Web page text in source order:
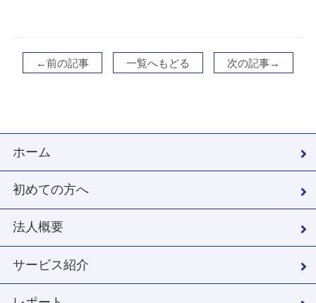
←前の記事 一覧へもどる 次の記事→
ホーム
初めての方へ
法人概要
サービス紹介